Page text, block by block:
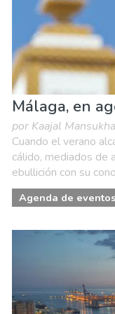
Málaga, en
por Kaajal
Cuando el verano
cálido, mediados de
ebullición con su
Agenda de eventos